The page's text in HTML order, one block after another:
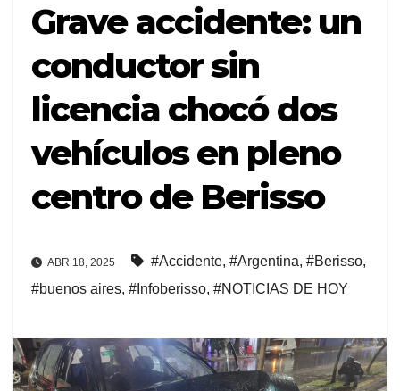
Grave accidente: un
conductor sin
licencia chocó dos
vehículos en pleno
centro de Berisso
ABR 18, 2025 #Accidente, #Argentina, #Berisso,
#buenos aires, #Infoberisso, #NOTICIAS DE HOY